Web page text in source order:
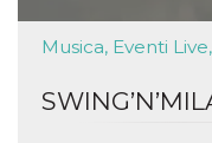
Musica, Eventi